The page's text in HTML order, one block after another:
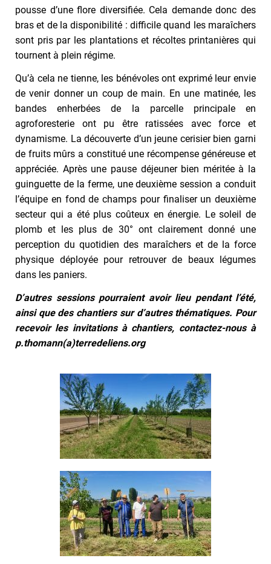
pousse d’une flore diversifiée. Cela demande donc des
bras et de la disponibilité : difficile quand les maraîchers
sont pris par les plantations et récoltes printanières qui
tournent à plein régime.
Qu’à cela ne tienne, les bénévoles ont exprimé leur envie
de venir donner un coup de main. En une matinée, les
bandes enherbées de la parcelle principale en
agroforesterie ont pu être ratissées avec force et
dynamisme. La découverte d’un jeune cerisier bien garni
de fruits mûrs a constitué une récompense généreuse et
appréciée. Après une pause déjeuner bien méritée à la
guinguette de la ferme, une deuxième session a conduit
l’équipe en fond de champs pour finaliser un deuxième
secteur qui a été plus coûteux en énergie. Le soleil de
plomb et les plus de 30° ont clairement donné une
perception du quotidien des maraîchers et de la force
physique déployée pour retrouver de beaux légumes
dans les paniers.
D’autres sessions pourraient avoir lieu pendant l’été,
ainsi que des chantiers sur d’autres thématiques. Pour
recevoir les invitations à chantiers, contactez-nous à
p.thomann(a)terredeliens.org